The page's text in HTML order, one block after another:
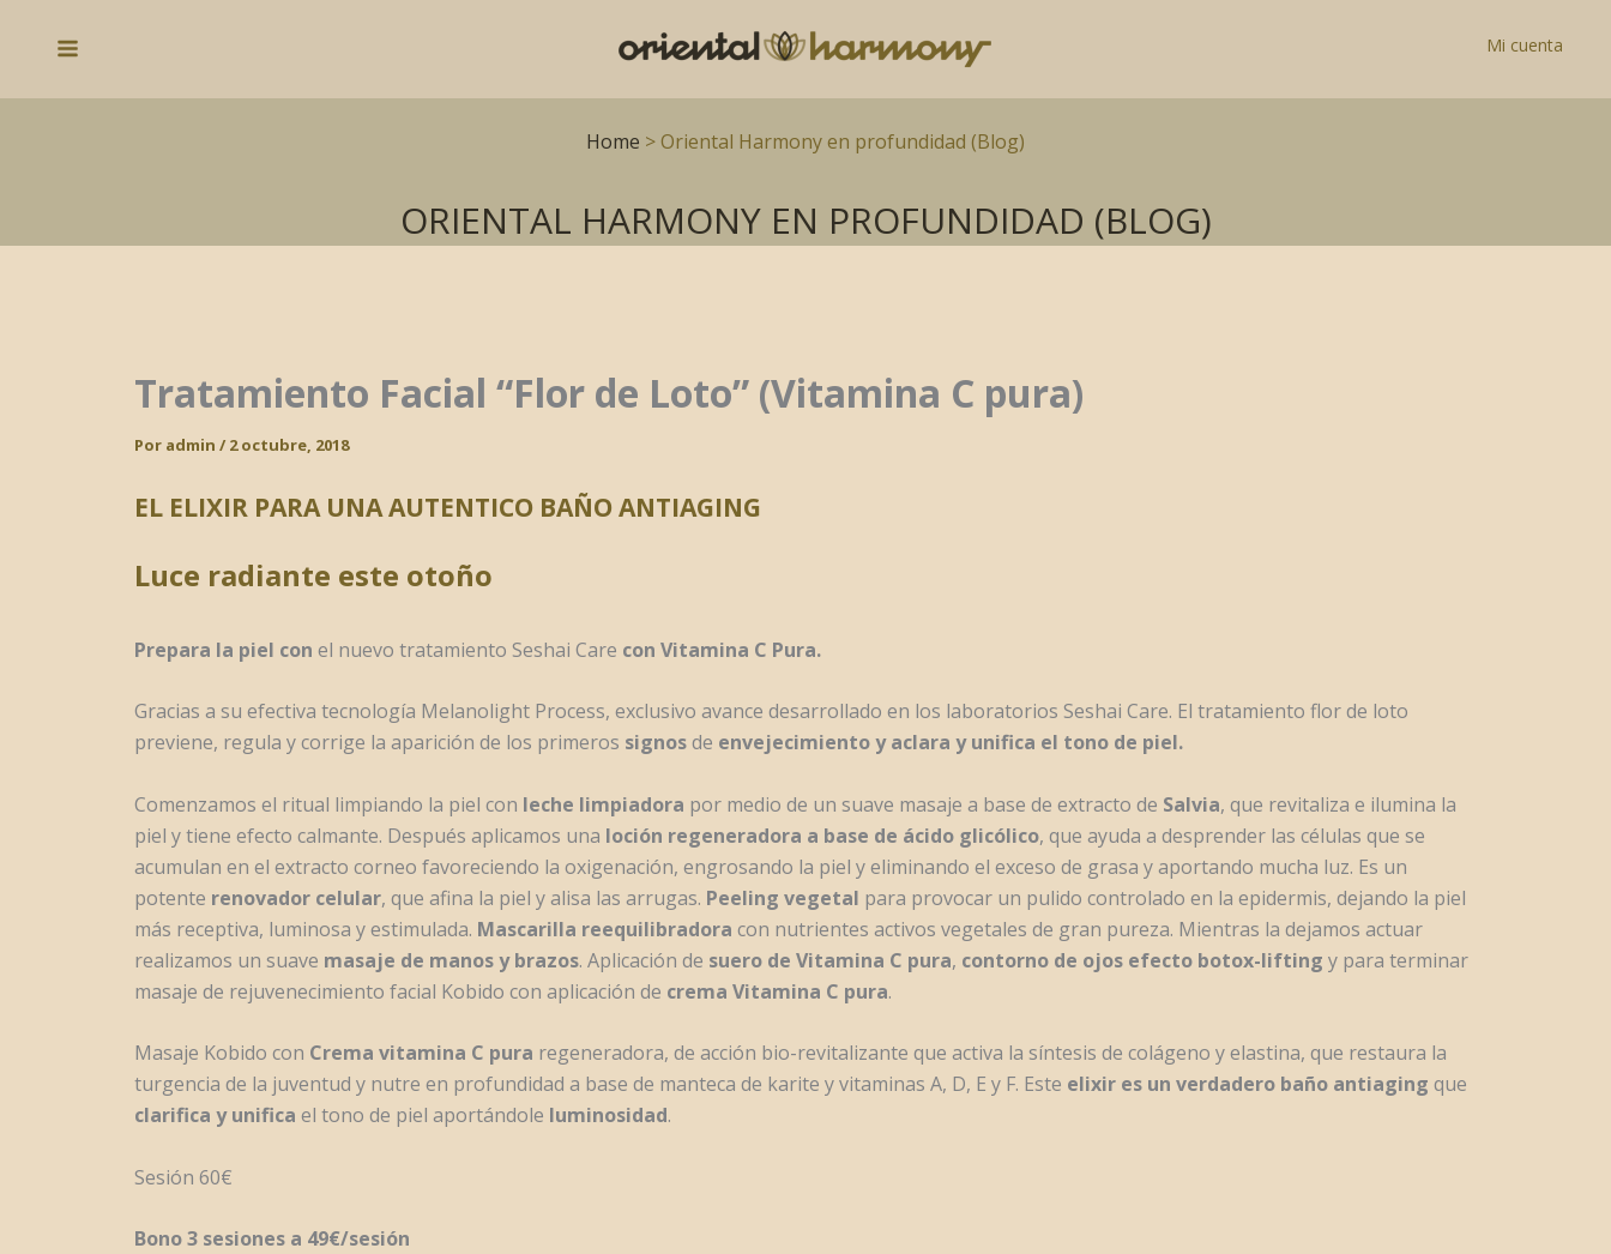
Mi cuenta
Home > Oriental Harmony en profundidad (Blog)
ORIENTAL HARMONY EN PROFUNDIDAD (BLOG)
Tratamiento Facial “Flor de Loto” (Vitamina C pura)
Por admin / 2 octubre, 2018
EL ELIXIR PARA UNA AUTENTICO BAÑO ANTIAGING
Luce radiante este otoño
Prepara la piel con el nuevo tratamiento Seshai Care con Vitamina C Pura.
Gracias a su efectiva tecnología Melanolight Process, exclusivo avance desarrollado en los laboratorios Seshai Care. El tratamiento flor de loto
previene, regula y corrige la aparición de los primeros signosde envejecimiento y aclara y unifica el tono de piel.
Comenzamos el ritual limpiando la piel con leche limpiadora por medio de un suave masaje a base de extracto de Salvia, que revitaliza e ilumina la
piel y tiene efecto calmante. Después aplicamos una loción regeneradora a base de ácido glicólico, que ayuda a desprender las células que se
acumulan en el extracto corneo favoreciendo la oxigenación, engrosando la piel y eliminando el exceso de grasa y aportando mucha luz. Es un
potente renovador celular, que afina la piel y alisa las arrugas. Peeling vegetal para provocar un pulido controlado en la epidermis, dejando la piel
más receptiva, luminosa y estimulada. Mascarilla reequilibradora con nutrientes activos vegetales de gran pureza. Mientras la dejamos actuar
realizamos un suave masaje de manos y brazos. Aplicación de suero de Vitamina C pura, contorno de ojos efecto botox-lifting y para terminar
masaje de rejuvenecimiento facial Kobido con aplicación de crema Vitamina C pura.
Masaje Kobido con Crema vitamina C pura regeneradora, de acción bio-revitalizante que activa la síntesis de colágeno y elastina, que restaura la
turgencia de la juventud y nutre en profundidad a base de manteca de karite y vitaminas A, D, E y F. Este elixir es un verdadero baño antiaging que
clarifica y unifica el tono de piel aportándole luminosidad.
Sesión 60€
Bono 3 sesiones a 49€/sesión